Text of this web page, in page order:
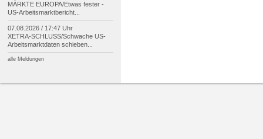
MÄRKTE EUROPA/Etwas fester -
US-Arbeitsmarktbericht...
07.08.2026 / 17:47 Uhr
XETRA-SCHLUSS/Schwache US-
Arbeitsmarktdaten schieben...
alle Meldungen